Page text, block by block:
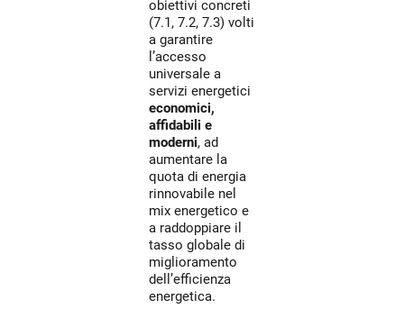
obiettivi concreti
(7.1, 7.2, 7.3) volti
a garantire
l’accesso
universale a
servizi energetici
economici,
affidabili e
moderni, ad
aumentare la
quota di energia
rinnovabile nel
mix energetico e
a raddoppiare il
tasso globale di
miglioramento
dell’efficienza
energetica.